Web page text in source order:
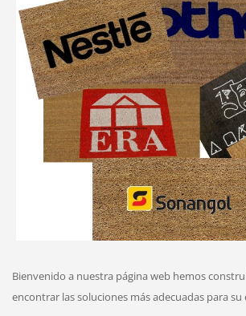
Bienvenido a nuestra página web hemos
encontrar las soluciones más adecuadas para su